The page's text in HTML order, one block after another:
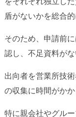
盾がないかを総合
そのため、申請前
認し、不足資料が
出向者を営業所技
の収集に時間がか
特に親会社やグル